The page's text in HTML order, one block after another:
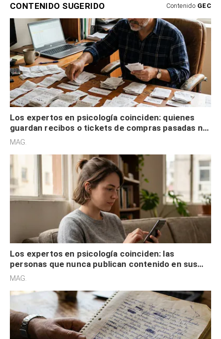
CONTENIDO SUGERIDO Contenido GEC
Los expertos en psicología coinciden: quienes
guardan recibos o tickets de compras pasadas no
son acumuladores, sino que tienen necesidad de
MAG.
Los expertos en psicología coinciden: las
personas que nunca publican contenido en sus
redes sociales no pretenden buscar validación
MAG.